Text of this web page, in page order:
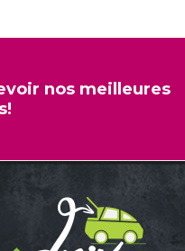
nos meilleures